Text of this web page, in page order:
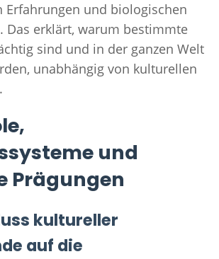
Erfahrungen und biologischen
Das erklärt, warum bestimmte
sind und in der ganzen Welt
unabhängig von kulturellen
und
Prägungen
kultureller
auf die